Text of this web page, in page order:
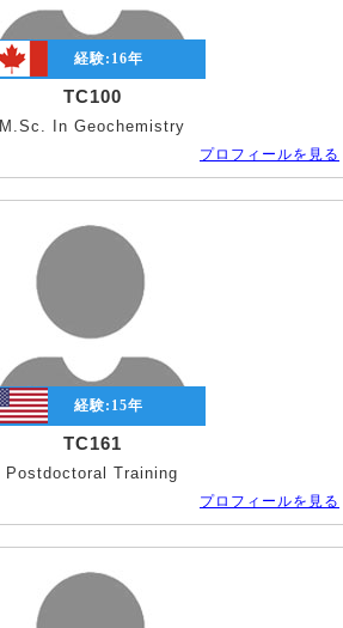
経験: 16年
TC100
M.Sc. In Geochemistry
プロフィールを見る
経験: 15年
TC161
Postdoctoral Training
プロフィールを見る